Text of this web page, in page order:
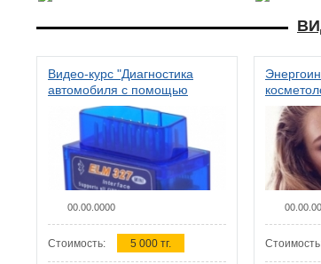
Видео-курс "Диагностика
автомобиля с помощью
сканера ELM 327"
00.00.0000
Стоимость: 5 000 тг.